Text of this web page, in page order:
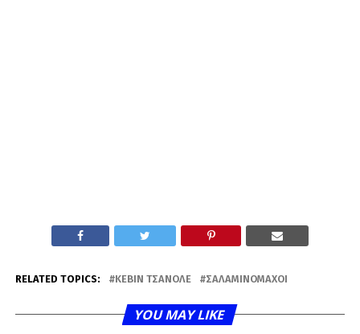
RELATED TOPICS: ΚΈΒΙΝ ΤΣΑΝΟΛΈ ΣΑΛΑΜΙΝΟΜΆΧΟΙ
YOU MAY LIKE